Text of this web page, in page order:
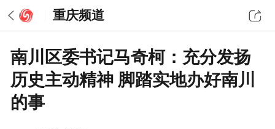
重庆频道
南川区委书记马奇柯：充分发扬
历史主动精神 脚踏实地办好南川
的事